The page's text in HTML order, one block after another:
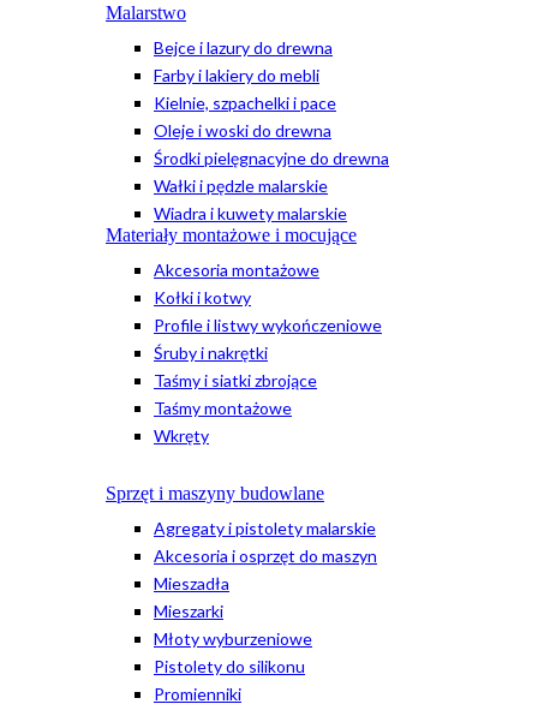
Malarstwo
Bejce i lazury do drewna
Farby i lakiery do mebli
Kielnie, szpachelki i pace
Oleje i woski do drewna
Środki pielęgnacyjne do drewna
Wałki i pędzle malarskie
Wiadra i kuwety malarskie
Materiały montażowe i mocujące
Akcesoria montażowe
Kołki i kotwy
Profile i listwy wykończeniowe
Śruby i nakrętki
Taśmy i siatki zbrojące
Taśmy montażowe
Wkręty
Sprzęt i maszyny budowlane
Agregaty i pistolety malarskie
Akcesoria i osprzęt do maszyn
Mieszadła
Mieszarki
Młoty wyburzeniowe
Pistolety do silikonu
Promienniki